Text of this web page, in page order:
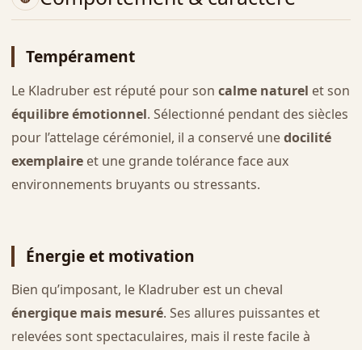
Tempérament
Le Kladruber est réputé pour son calme naturel et son
équilibre émotionnel. Sélectionné pendant des siècles
pour l’attelage cérémoniel, il a conservé unedocilité
exemplaireet une grande tolérance face aux
environnements bruyants ou stressants.
Énergie et motivation
Bien qu’imposant, le Kladruber est un cheval
énergique mais mesuré. Ses allures puissantes et
relevées sont spectaculaires, mais il reste facile à